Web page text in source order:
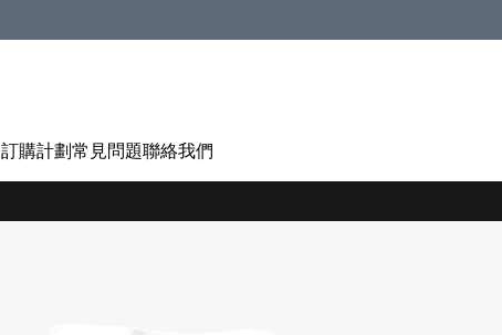
訂購計劃常見問題聯絡我們